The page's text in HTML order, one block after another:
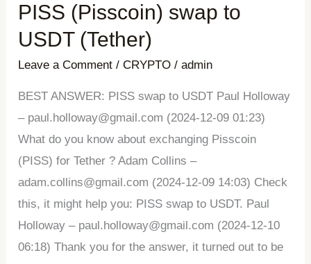
PISS (Pisscoin) swap to
USDT (Tether)
Leave a Comment /CRYPTO /admin
BEST ANSWER: PISS swap to USDT Paul Holloway
– paul.holloway@gmail.com (2024-12-09 01:23)
What do you know about exchanging Pisscoin
(PISS) for Tether ? Adam Collins –
adam.collins@gmail.com (2024-12-09 14:03) Check
this, it might help you: PISS swap to USDT. Paul
Holloway – paul.holloway@gmail.com (2024-12-10
06:18) Thank you for the answer, it turned out to be
PISS
(Pisscoin)
USDT
(Tether)